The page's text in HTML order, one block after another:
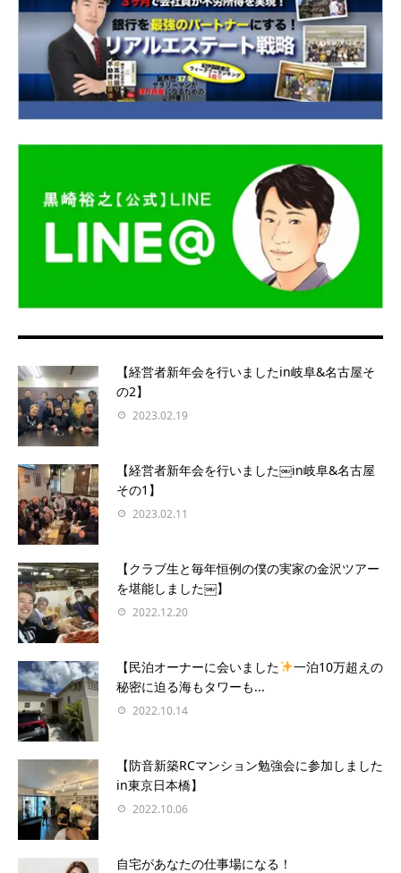
【経営者新年会を行いましたin岐阜&名古屋そ
の2】
2023.02.19
【経営者新年会を行いました￼in岐阜&名古屋
その1】
2023.02.11
【クラブ生と毎年恒例の僕の実家の金沢ツアー
を堪能しました￼】
2022.12.20
【民泊オーナーに会いました
一泊10万超えの
秘密に迫る海もタワーも...
2022.10.14
【防音新築RCマンション勉強会に参加しました
in東京日本橋】
2022.10.06
自宅があなたの仕事場になる！